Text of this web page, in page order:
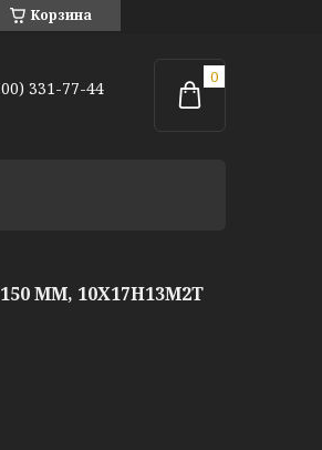
Корзина
331-77-44
ММ, 10Х17Н13М2Т